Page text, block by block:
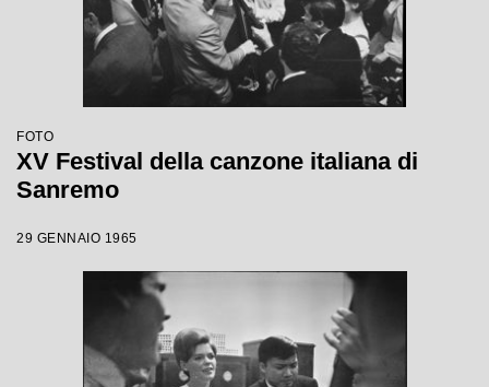
FOTO
XV Festival della canzone italiana di
Sanremo
29 GENNAIO 1965